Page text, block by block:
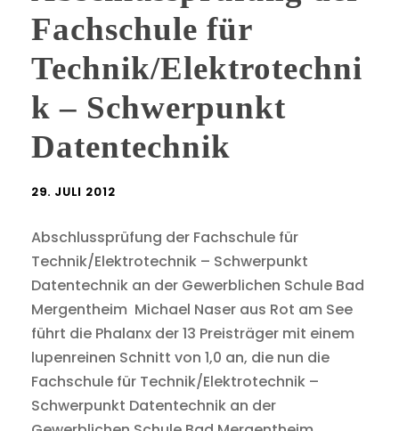
Fachschule für
Technik/Elektrotechni
k – Schwerpunkt
Datentechnik
29. JULI 2012
Abschlussprüfung der Fachschule für
Technik/Elektrotechnik – Schwerpunkt
Datentechnik an der Gewerblichen Schule Bad
Mergentheim Michael Naser aus Rot am See
führt die Phalanx der 13 Preisträger mit einem
lupenreinen Schnitt von 1,0 an, die nun die
Fachschule für Technik/Elektrotechnik –
Schwerpunkt Datentechnik an der